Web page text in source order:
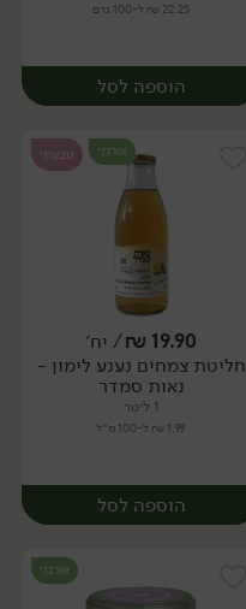
22.25 ₪ ל-100 גרם
הוספה לסל
יח׳
אורגני טבעוני
19.90
₪/ יח׳
חליטת צמחים נענע לימון -
נאות סמדר
1 ליטר
1.99 ₪ ל-100 מ״ל
הוספה לסל
אורגני